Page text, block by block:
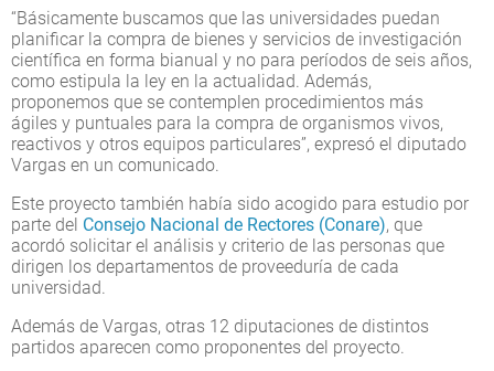
“Básicamente buscamos que las universidades puedan
planificar la compra de bienes y servicios de investigación
científica en forma bianual y no para períodos de seis años,
como estipula la ley en la actualidad. Además,
proponemos que se contemplen procedimientos más
ágiles y puntuales para la compra de organismos vivos,
reactivos y otros equipos particulares”, expresó el diputado
Vargas en un comunicado.
Este proyecto también había sido acogido para estudio por
parte del Consejo Nacional de Rectores (Conare), que
acordó solicitar el análisis y criterio de las personas que
dirigen los departamentos de proveeduría de cada
universidad.
Además de Vargas, otras 12 diputaciones de distintos
partidos aparecen como proponentes del proyecto.